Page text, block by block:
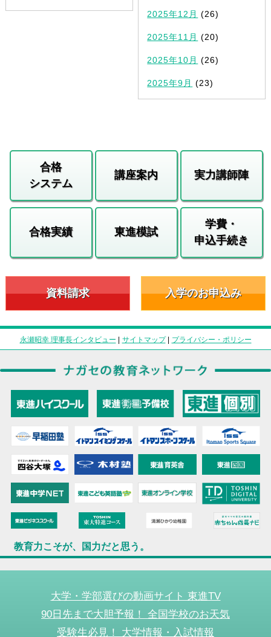
2025年12月 (26)
2025年11月 (20)
2025年10月 (26)
2025年9月 (23)
合格
システム
講座案内 実力講師陣
合格実績 東進模試
学費・
申込手続き
資料請求 入学のお申込み
永瀬昭幸 理事長インタビュー | サイトマップ| プライバシー・ポリシー
教育力こそが、国力だと思う。
大学・学部選びの動画サイト 東進TV
90日先まで大胆予報！ 全国学校のお天気
受験生必見！ 大学情報・入試情報